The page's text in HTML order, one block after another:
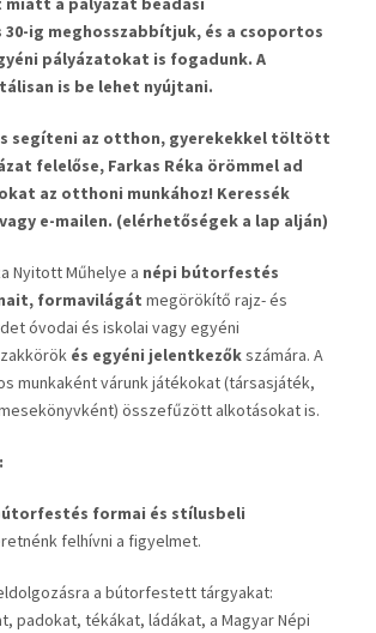
ig meghosszabbítjuk, és a csoportos
pályázatokat is fogadunk. A
is be lehet nyújtani.
segíteni az otthon, gyerekekkel töltött
felelőse, Farkas Réka örömmel ad
az otthoni munkához! Keressék
e-mailen. (elérhetőségek a lap alján)
Nyitott Műhelye a népi bútorfestés
formavilágát megörökítő rajz- és
óvodai és iskolai vagy egyéni
és egyéni jelentkezőkszámára. A
munkaként várunk játékokat (társasjáték,
összefűzött alkotásokat is.
formai és stílusbeli
felhívni a figyelmet.
a bútorfestett tárgyakat:
padokat, tékákat, ládákat, a Magyar Népi